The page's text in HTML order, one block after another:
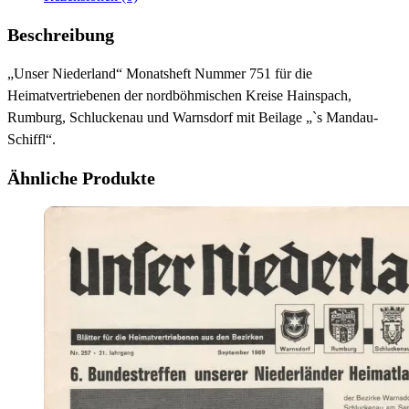
Beschreibung
„Unser Niederland“ Monatsheft Nummer 751 für die
Heimatvertriebenen der nordböhmischen Kreise Hainspach,
Rumburg, Schluckenau und Warnsdorf mit Beilage „`s Mandau-
Schiffl“.
Ähnliche Produkte